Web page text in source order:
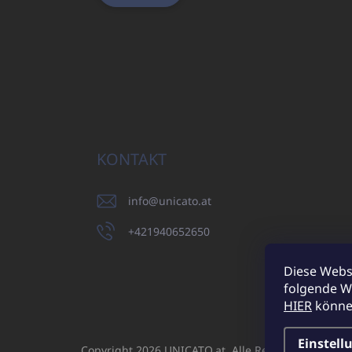
Diese
folgende
HIER
KONTAKT
info@unicato.at
+421940652650
UNICATO.sk